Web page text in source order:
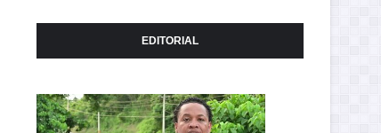
EDITORIAL